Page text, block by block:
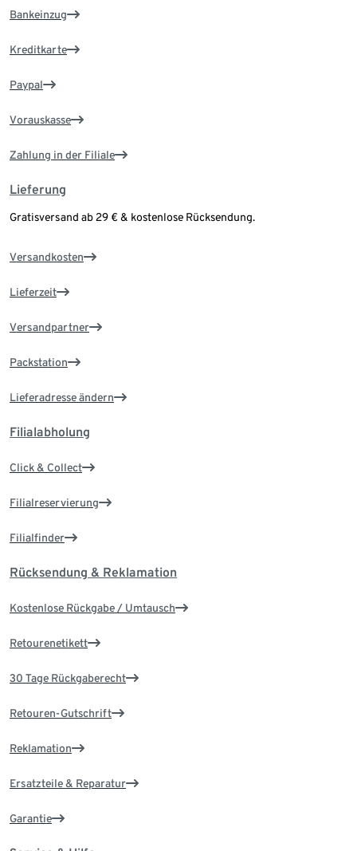
Bankeinzug
Kreditkarte
Paypal
Vorauskasse
Zahlung in der Filiale
Lieferung
Gratisversand ab 29 € & kostenlose Rücksendung.
Versandkosten
Lieferzeit
Versandpartner
Packstation
Lieferadresse ändern
Filialabholung
Click & Collect
Filialreservierung
Filialfinder
Rücksendung & Reklamation
Kostenlose Rückgabe / Umtausch
Retourenetikett
30 Tage Rückgaberecht
Retouren-Gutschrift
Reklamation
Ersatzteile & Reparatur
Garantie